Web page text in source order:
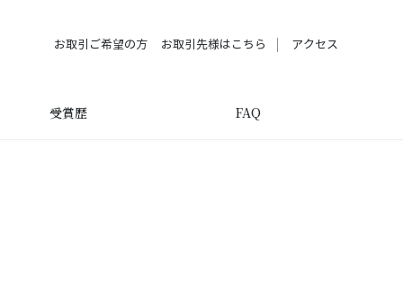
お取引ご希望の方 お取引先様はこちら アクセス
受賞歴 FAQ